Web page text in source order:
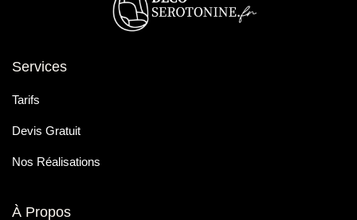
Services
Tarifs
Devis Gratuit
Nos Réalisations
À Propos